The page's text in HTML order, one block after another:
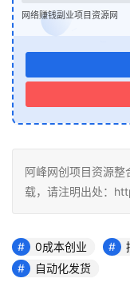
网络赚钱副业项目资源网
阿峰网创项目资源
载，请注明出处：
0成本创业
自动化发货